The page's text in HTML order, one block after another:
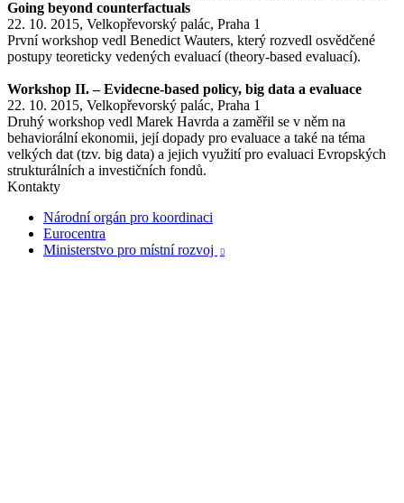
Going beyond counterfactuals
22. 10. 2015, Velkopřevorský palác, Praha 1
První workshop vedl Benedict Wauters, který rozvedl osvědčené
postupy teoreticky vedených evaluací (theory-based evaluací).
Workshop II. – Evidecne-based policy, big data a evaluace
22. 10. 2015, Velkopřevorský palác, Praha 1
Druhý workshop vedl Marek Havrda a zaměřil se v něm na
behaviorální ekonomii, její dopady pro evaluace a také na téma
velkých dat (tzv. big data) a jejich využití pro evaluaci Evropských
strukturálních a investičních fondů.
Kontakty
Národní orgán pro koordinaci
Eurocentra
Ministerstvo pro místní rozvoj
